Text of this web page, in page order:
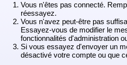
Vous n'êtes pas connecté.
réessayez.
Vous n'avez peut-être pas
Essayez-vous de modifier le
fonctionnalités d'administration
Si vous essayez d'envoyer un
désactivé votre compte ou que